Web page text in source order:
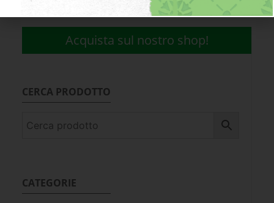
Acquista sul nostro shop!
CERCA PRODOTTO
CATEGORIE